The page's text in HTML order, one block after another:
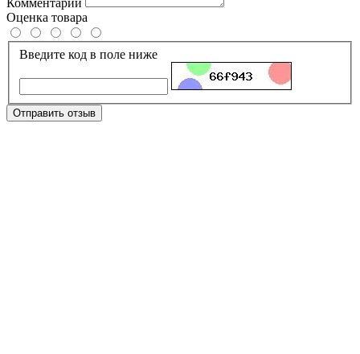
Комментарий
Оценка товара
Введите код в поле ниже
Отправить отзыв